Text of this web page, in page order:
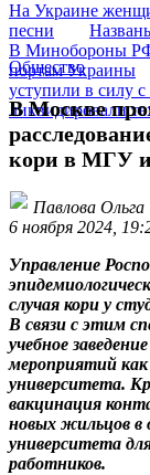
На Украине
песни
В Минобороны РФ
портам Украины
уступили в силу с
ликвидировали
Общество
В Москве
кори в МГУ
Павлова Ольга
6 ноября 2024,
Управление
случая кори у
В связи с этим
учебное
мероприятий
университета.
вакцинация
новых жильцов в
университета
работников.